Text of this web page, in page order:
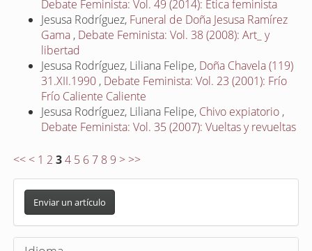
Debate Feminista: Vol. 49 (2014): Ética feminista
Jesusa Rodríguez, Funeral de Doña Jesusa Ramírez
Gama , Debate Feminista: Vol. 38 (2008): Art_ y
libertad
Jesusa Rodríguez, Liliana Felipe, Doña Chavela (119)
31.XII.1990 , Debate Feminista: Vol. 23 (2001): Frío
Frío Caliente Caliente
Jesusa Rodríguez, Liliana Felipe, Chivo expiatorio ,
Debate Feminista: Vol. 35 (2007): Vueltas y revueltas
<< < 1 2 3 4 5 6 7 8 9 > >>
E
v
i
Enviar un artículo